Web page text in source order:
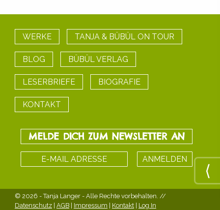
WERKE TANJA & BÜBÜL ON TOUR
BLOG BÜBÜL VERLAG
LESERBRIEFE BIOGRAFIE
KONTAKT
MELDE DICH ZUM NEWSLETTER AN
© 2026 - Tanja Langer - Alle Rechte vorbehalten. //
Datenschutz | AGB | Impressum | Kontakt | Log In